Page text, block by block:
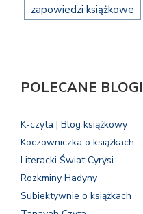
zapowiedzi książkowe
POLECANE BLOGI
K-czyta | Blog książkowy
Koczowniczka o książkach
Literacki Świat Cyrysi
Rozkminy Hadyny
Subiektywnie o książkach